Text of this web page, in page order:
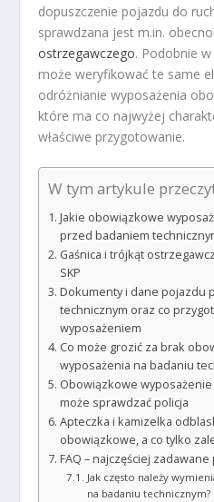
dopuszczenie pojazdu do
sprawdzana jest m.in.
ostrzegawczego. Podobnie
może weryfikować te same
odróżnianie wyposażenia
które ma co najwyżej
właściwe przygotowanie.
W tym artykule
Jakie obowiązkowe
przed badaniem
Gaśnica i trójkąt
SKP
Dokumenty i dane pojazdu
technicznym oraz co
wyposażeniem
Co może grozić za brak
wyposażenia na badaniu
Obowiązkowe
może sprawdzać policja
Apteczka i kamizelka
obowiązkowe, a co tylko
FAQ – najczęściej zadawane
Jak często należy
na badaniu technicznym?